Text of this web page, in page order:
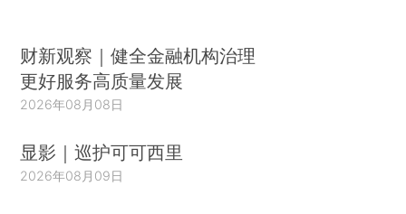
财新观察｜健全金融机构治理
更好服务高质量发展
2026年08月08日
显影｜巡护可可西里
2026年08月09日